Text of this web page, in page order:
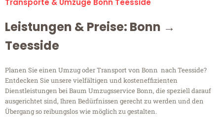
Transporte & Umzüge Bonn Teesside
Leistungen & Preise: Bonn →
Teesside
Planen Sie einen Umzug oder Transport von Bonn nach Teesside?
Entdecken Sie unsere vielfältigen und kosteneffizienten
Dienstleistungen bei Baum Umzugsservice Bonn, die speziell darauf
ausgerichtet sind, Ihren Bedürfnissen gerecht zu werden und den
Übergang so reibungslos wie möglich zu gestalten.